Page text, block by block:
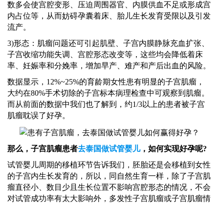
数多会使宫腔变形、压迫周围器官、内膜供血不足或形成宫
内占位等，从而妨碍孕囊着床、胎儿生长发育受限以及引发
流产。
3)形态：肌瘤问题还可引起肌壁、子宫内膜静脉充血扩张、
子宫收缩功能失调、宫腔形态改变等，这些均会降低着床
率、妊娠率和分娩率，增加早产、难产和产后出血的风险。
数据显示， 12%~25%的育龄期女性患有明显的子宫肌瘤，
大约在80%手术切除的子宫标本病理检查中可观察到肌瘤。
而从前面的数据中我们也了解到，约1/3以上的患者被子宫
肌瘤耽误了好孕。
那么，子宫肌瘤患者去泰国做试管婴儿，如何实现好孕呢?
试管婴儿周期的移植环节告诉我们，胚胎还是会移植到女性
的子宫内生长发育的，所以，同自然生育一样，除了子宫肌
瘤直径小、数目少且生长位置不影响宫腔形态的情况，不会
对试管成功率有太大影响外，多发性子宫肌瘤或子宫肌瘤情